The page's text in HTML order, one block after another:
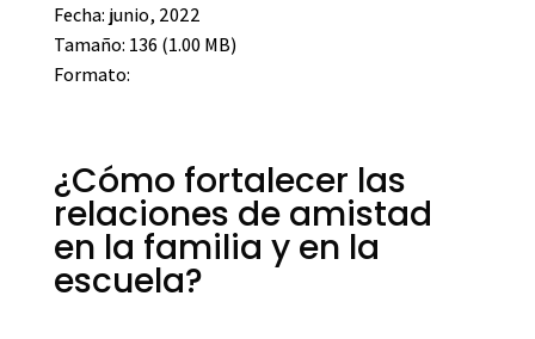
Fecha: junio, 2022
Tamaño: 136 (1.00 MB)
Formato:
¿Cómo fortalecer las
relaciones de amistad
en la familia y en la
escuela?